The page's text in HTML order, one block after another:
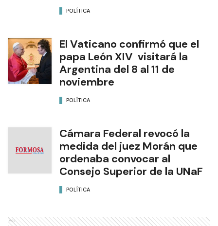
POLÍTICA
El Vaticano confirmó que el
papa León XIV visitará la
Argentina del 8 al 11 de
noviembre
POLÍTICA
Cámara Federal revocó la
medida del juez Morán que
ordenaba convocar al
Consejo Superior de la UNaF
POLÍTICA
Ads